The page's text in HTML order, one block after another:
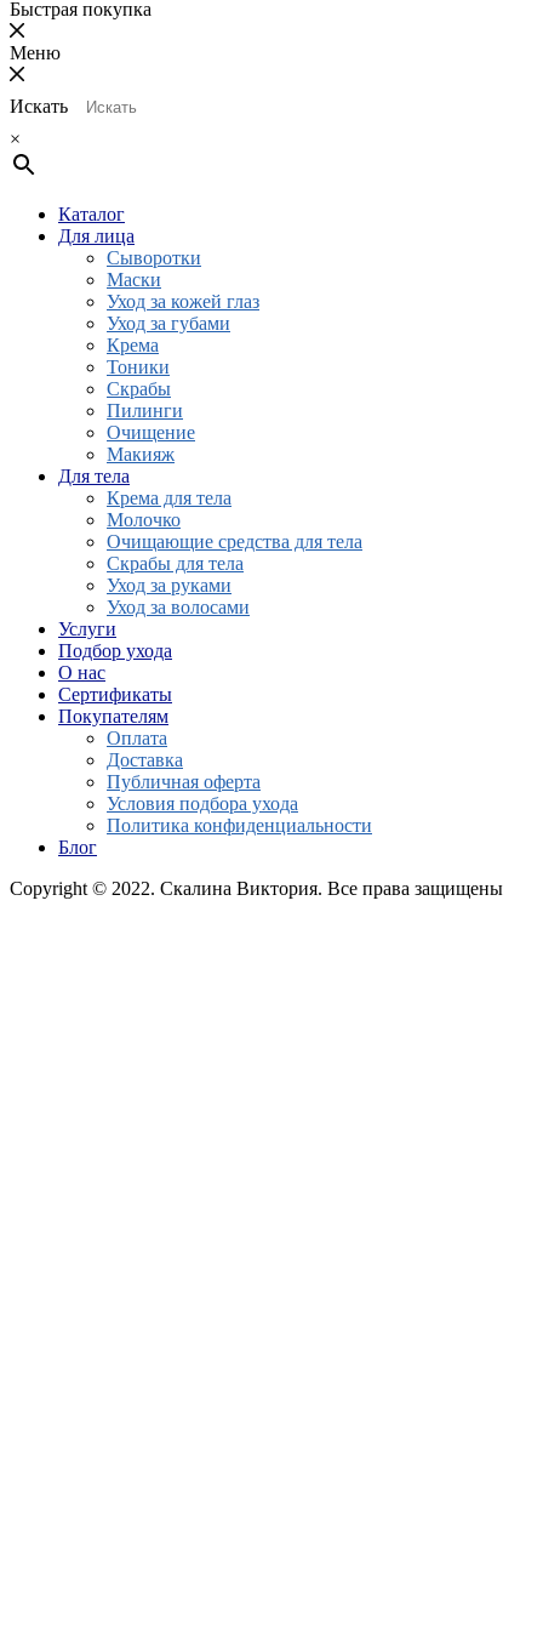
Быстрая покупка
Меню
Искать
×
Каталог
Для лица
Сыворотки
Маски
Уход за кожей глаз
Уход за губами
Крема
Тоники
Скрабы
Пилинги
Очищение
Макияж
Для тела
Крема для тела
Молочко
Очищающие средства для тела
Скрабы для тела
Уход за руками
Уход за волосами
Услуги
Подбор ухода
О нас
Сертификаты
Покупателям
Оплата
Доставка
Публичная оферта
Условия подбора ухода
Политика конфиденциальности
Блог
Copyright © 2022. Скалина Виктория. Все права защищены